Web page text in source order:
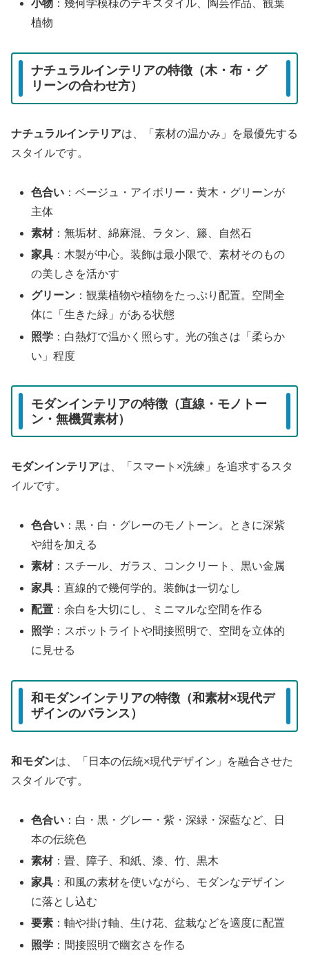
小物 ：幾何学模様のテキスタイル、陶芸作品、観葉
植物
ナチュラルインテリアの特徴（木・布・グ
リーンの合わせ方）
ナチュラルインテリアは、「素材の温かみ」を最優先する
スタイルです。
色合い ：ベージュ・アイボリー・黄木・グリーンが
主体
素材：無垢材、綿麻混、ラタン、籐、自然石
家具 ：木製が中心。装飾は最小限で、素材そのもの
の美しさを活かす
グリーン ：観葉植物や植物をたっぷり配置。空間全
体に「生きた緑」がある状態
照学 ：白熱灯で温かく照らす。光の強さは「柔らか
い」程度
モダンインテリアの特徴（直線・モノトー
ン・無機質素材）
モダンインテリアは、「スマート×洗練」を追求するスタ
イルです。
色合い ：黒・白・グレーのモノトーン。ときに深紫
や紺を加える
素材：スチール、ガラス、コンクリート、黒い金属
家具 ：直線的で幾何学的。装飾は一切なし
配置 ：余白を大切にし、ミニマルな空間を作る
照学 ：スポットライトや間接照明で、空間を立体的
に見せる
和モダンインテリアの特徴（和素材×現代デ
ザインのバランス）
和モダンは、「日本の伝統×現代デザイン」を融合させた
スタイルです。
色合い ：白・黒・グレー・紫・深緑・深藍など、日
本の伝統色
素材：畳、障子、和紙、漆、竹、黒木
家具 ：和風の素材を使いながら、モダンなデザイン
に落とし込む
要素 ：軸や掛け軸、生け花、盆栽などを適度に配置
照学 ：間接照明で幽玄さを作る